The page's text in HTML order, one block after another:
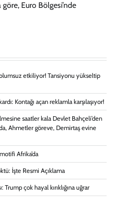
göre, Euro Bölgesi’nde
olumsuz etkiliyor! Tansiyonu yükseltip
Kontağı açan reklamla karşılaşıyor!
saatler kala Devlet Bahçeli’den
Ahmetler göreve, Demirtaş evine
Afrika’da
İşte Resmi Açıklama
Trump çok hayal kırıklığına uğrar